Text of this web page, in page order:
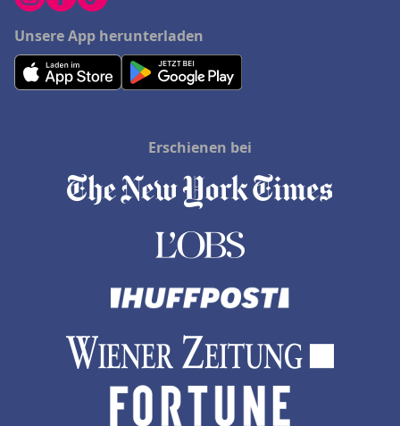
Unsere App herunterladen
Erschienen bei